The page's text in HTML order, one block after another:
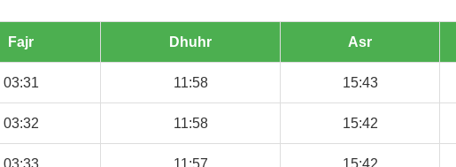
Fajr Dhuhr Asr
03:31 11:58 15:43
03:32 11:58 15:42
03:33 11:57 15:42